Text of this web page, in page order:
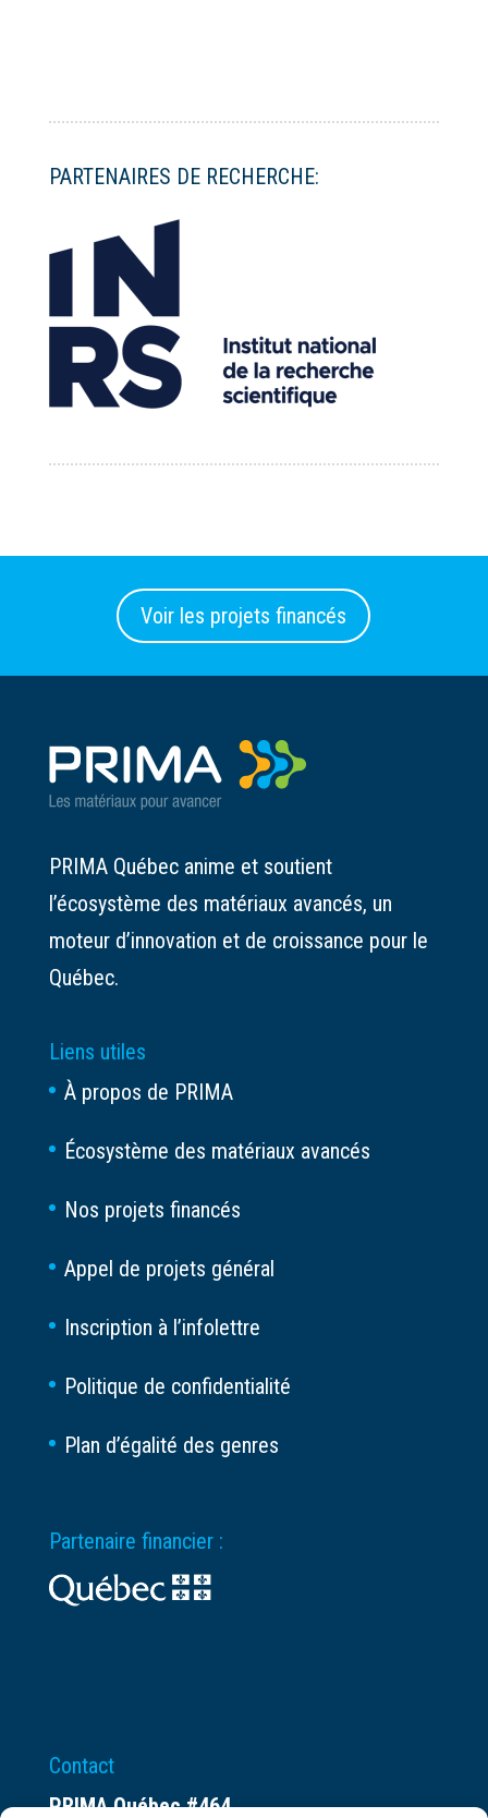
PARTENAIRES DE RECHERCHE:
Voir les projets financés
PRIMA Québec anime et soutient
l’écosystème des matériaux avancés, un
moteur d’innovation et de croissance pour le
Québec.
Liens utiles
À propos de PRIMA
Écosystème des matériaux avancés
Nos projets financés
Appel de projets général
Inscription à l’infolettre
Politique de confidentialité
Plan d’égalité des genres
Partenaire financier :
Contact
PRIMA Québec #464